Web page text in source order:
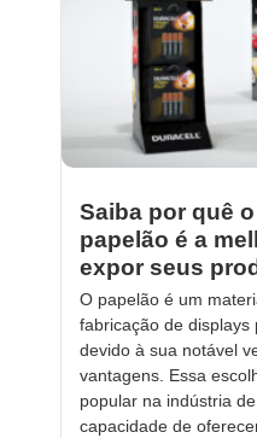
Saiba por quê
papelão é a
expor seus
O papelão é um
fabricação de displays
devido à sua notável
vantagens. Essa
popular na indústria
capacidade de